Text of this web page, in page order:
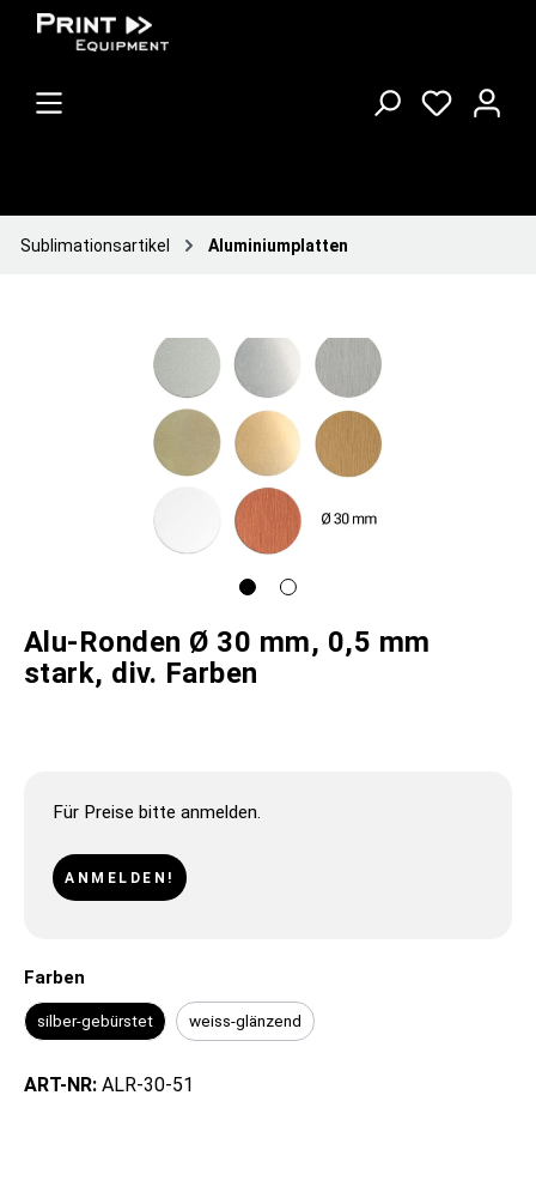
Sublimationsartikel Aluminiumplatten
Alu-Ronden Ø 30 mm, 0,5 mm
stark, div. Farben
Für Preise bitte anmelden.
ANMELDEN!
Farben
silber-gebürstet weiss-glänzend
ART-NR: ALR-30-51